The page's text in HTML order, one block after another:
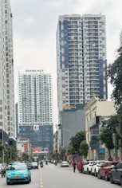
chiến dịch thu
lớn
tịch Hồ Chí
Fidel Castro: